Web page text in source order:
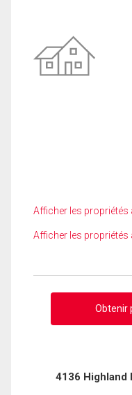
Afficher les propriétés
Afficher les propriétés
Obtenir
4136 Highland